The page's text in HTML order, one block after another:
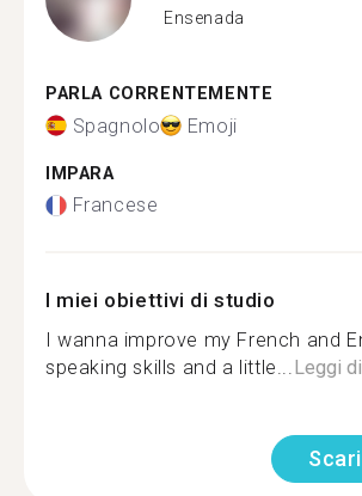
Ensenada
PARLA CORRENTEMENTE
Spagnolo Emoji
IMPARA
Francese
I miei obiettivi di studio
I wanna improve my French and
speaking skills and a little...Leggi